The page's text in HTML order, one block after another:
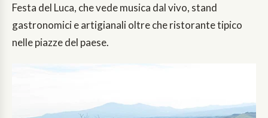
Festa del Luca, che vede musica dal vivo, stand
gastronomici e artigianali oltre che ristorante tipico
nelle piazze del paese.